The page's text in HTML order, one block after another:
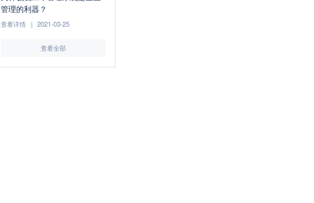
管理的利器？
查看详情 | 2021-03-25
查看全部